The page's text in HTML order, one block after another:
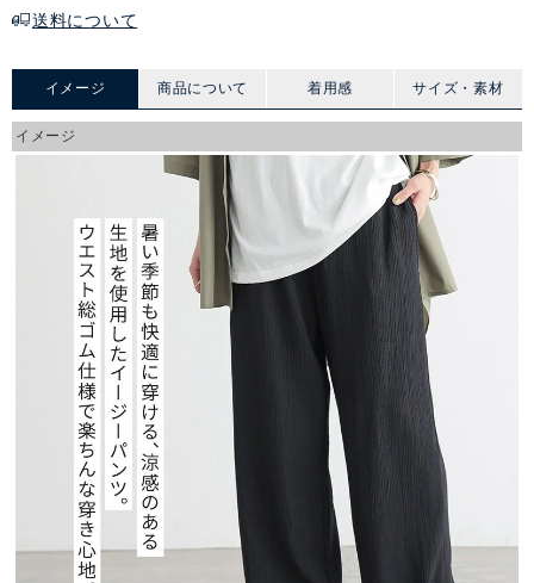
送料について
イメージ 商品について 着用感 サイズ・素材
イメージ